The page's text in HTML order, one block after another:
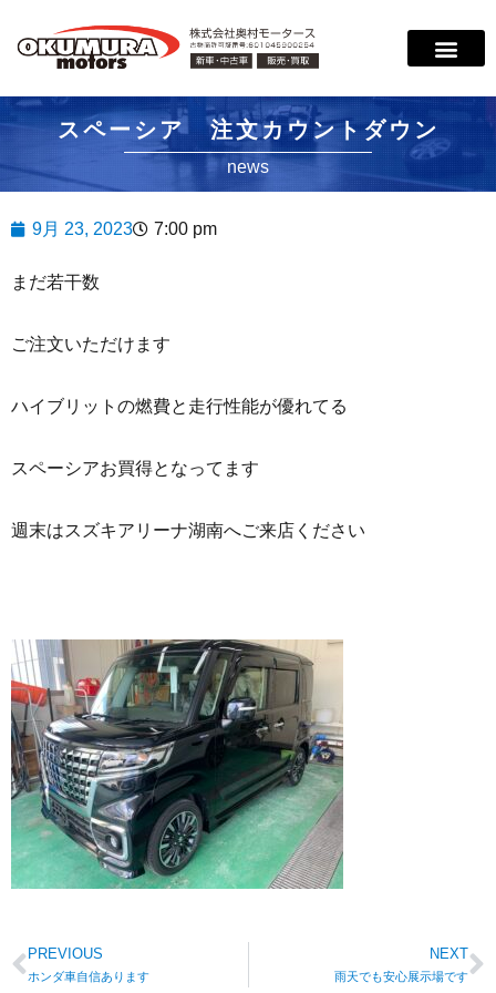
スペーシア 注文カウントダウン
news
9月 23, 2023 7:00 pm
まだ若干数
ご注文いただけます
ハイブリットの燃費と走行性能が優れてる
スペーシアお買得となってます
週末はスズキアリーナ湖南へご来店ください
PREVIOUS
ホンダ車自信あります
NEXT
雨天でも安心展示場です